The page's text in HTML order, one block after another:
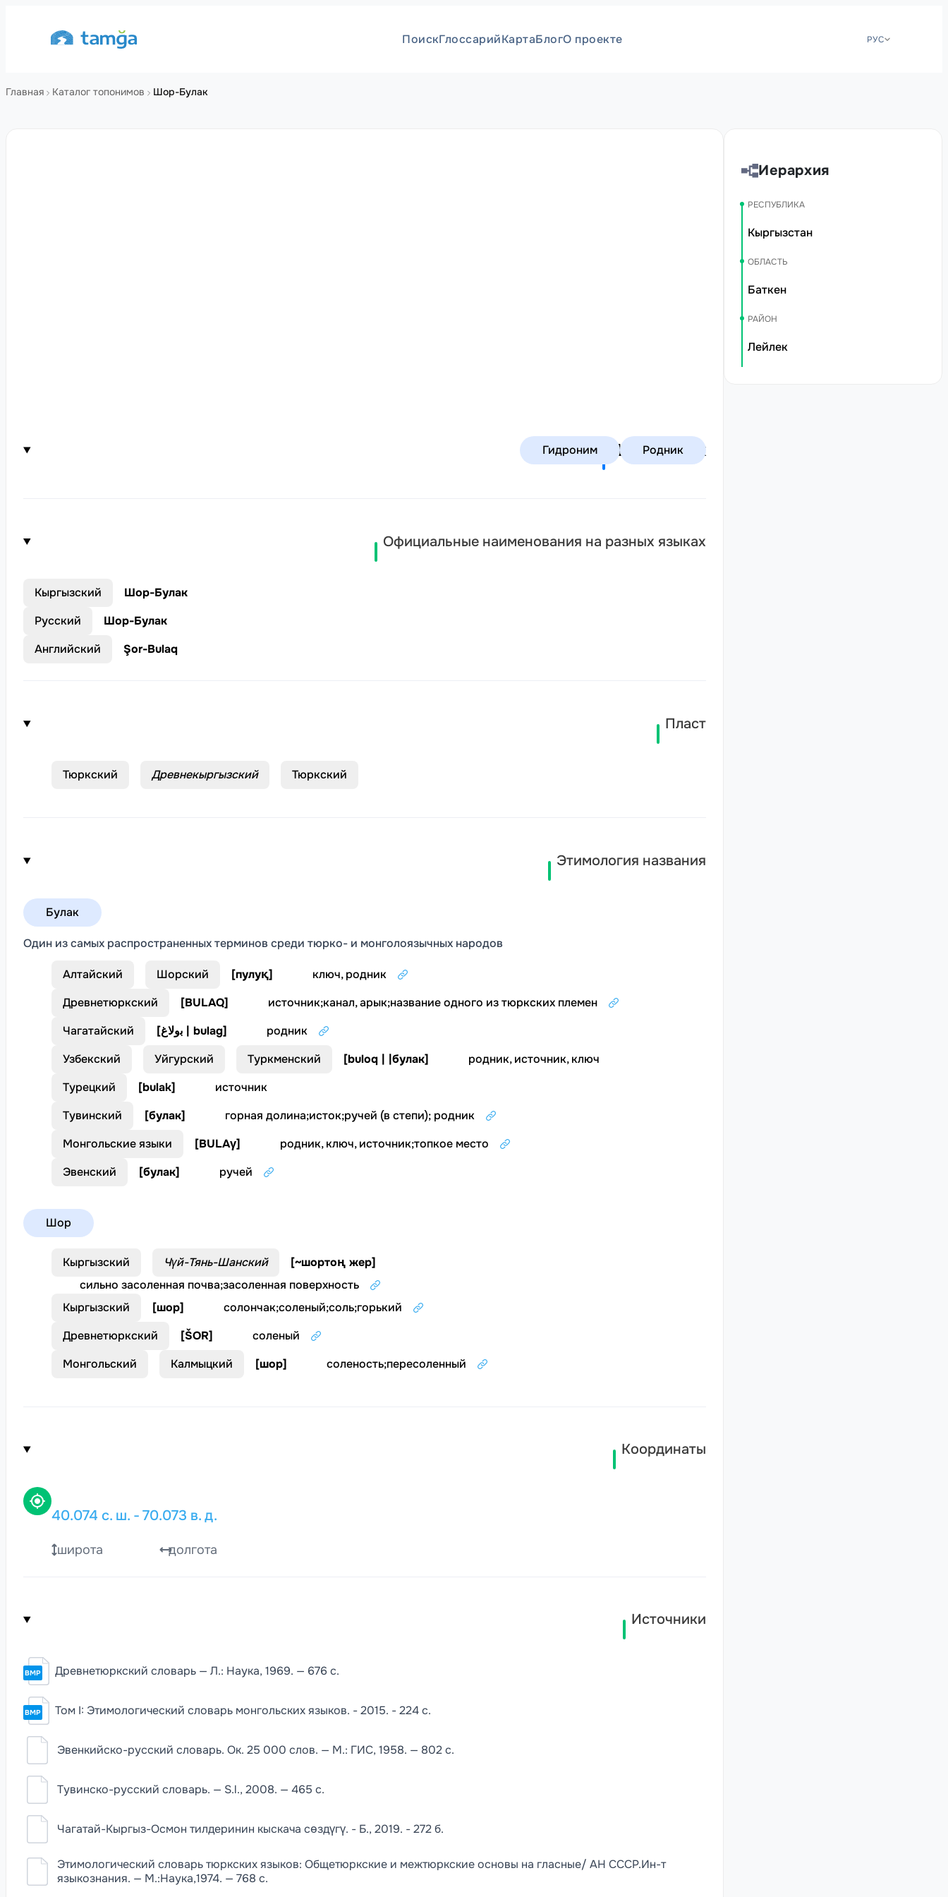
ПоискГлоссарийКартаБлогО проекте РУС
Главная Каталог топонимов Шор-Булак
Шор-Булак
Гидроним Родник
Официальные наименования на разных языках
Кыргызский
Шор-Булак
Русский
Шор-Булак
Английский
Şor-Bulaq
Пласт
Тюркский Древнекыргызский Тюркский
Этимология названия
Булак
Один из самых распространенных терминов среди тюрко- и монголоязычных народов
Алтайский Шорский [пулуқ]
ключ, родник
Древнетюркский
[BULAQ] источник;канал, арык;название одного из тюркских племен
Чагатайский
[ ﺑوﻟﺎغ | bulag]
родник
Узбекский
Уйгурский Туркменский [buloq | |булак]
родник, источник, ключ
Турецкий
[bulak]
источник
Тувинский
[булак] горная долина;исток;ручей (в степи); родник
Монгольские языки
[BULAγ] родник, ключ, источник;топкое место
Эвенский
[булак] ручей
Шор
Кыргызский Чүй-Тянь-Шанский [~шортоң жер]
сильно засоленная почва;засоленная поверхность
Кыргызский
[шор] солончак;соленый;соль;горький
Древнетюркский
[ŠOR]
соленый
Монгольский
Калмыцкий [шор] соленость;пересоленный
Координаты
40.074 с. ш. - 70.073 в. д.
широта долгота
Источники
BMP Древнетюркский словарь — Л.: Наука, 1969. — 676 с.
BMP Том I: Этимологический словарь монгольских языков. - 2015. - 224 с.
Эвенкийско-русский словарь. Ок. 25 000 слов. — М.: ГИС, 1958. — 802 с.
Тувинско-русский словарь. — S.l., 2008. — 465 с.
Чагатай-Кыргыз-Осмон тилдеринин кыскача сөздүгү. - Б., 2019. - 272 б.
Этимологический словарь тюркских языков: Общетюркские и межтюркские основы на гласные/ АН СССР.Ин-т
языкознания. — М.:Наука,1974. — 768 с.
Иерархия
РЕСПУБЛИКА
Кыргызстан
ОБЛАСТЬ
Баткен
РАЙОН
Лейлек